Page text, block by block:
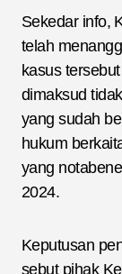
Sekedar info,
telah
kasus
dimaksud
yang sudah
hukum
yang
2024.
Keputusan
sebut pihak